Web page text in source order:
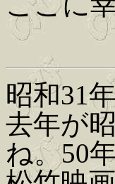
昭和31
去年が
ね。50